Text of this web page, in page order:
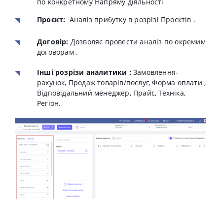
Проєкт: Аналіз прибутку в розрізі Проєктів .
Договір: Дозволяє провести аналіз по окремим
договорам .
Інші розрізи аналитики :Замовлення-
рахунок, Продаж товарів/послуг, Форма оплати ,
Відповідальний менеджер, Прайс, Техніка,
Регіон.